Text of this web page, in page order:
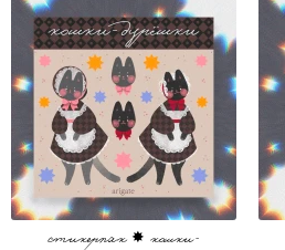
стикерпак ✸ кошки-